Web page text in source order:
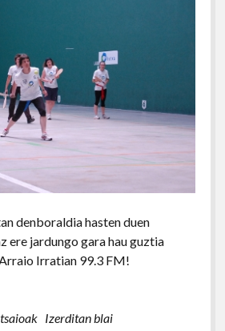
denboraldia hasten duen
ere jardungo gara hau guztia
Irratian 99.3 FM!
Izerditan blai